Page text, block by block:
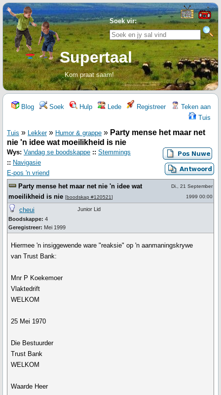
Soek vir:
Supertaal
Kom praat saam!
Blog Soek Hulp Lede Registreer
Teken aan
Tuis
Tuis » Lekker» Humor & grappe » Party mense het maar net
nie 'n idee wat moeilikheid is nie
Wys: Vandag se boodskappe :: Stemmings
:: Navigasie
E-pos 'n vriend
Party mense het maar net nie 'n idee wat
moeilikheid is nie [boodskap #120521]
Di., 21 September
1999 00:00
cheui
Boodskappe: 4
Geregistreer: Mei 1999
Junior Lid
Hiermee 'n insiggewende ware "reaksie" op 'n aanmaningskrywe
van Trust Bank:
Mnr P Koekemoer
Vlaktedrift
WELKOM
25 Mei 1970
Die Bestuurder
Trust Bank
WELKOM
Waarde Heer